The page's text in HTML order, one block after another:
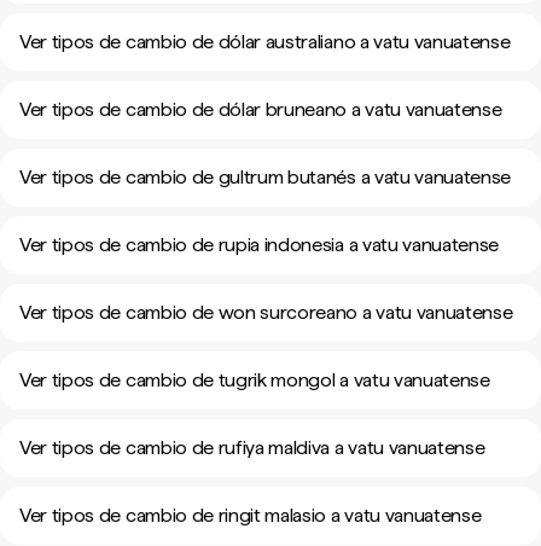
Ver tipos de cambio de dólar australiano a vatu vanuatense
Ver tipos de cambio de dólar bruneano a vatu vanuatense
Ver tipos de cambio de gultrum butanés a vatu vanuatense
Ver tipos de cambio de rupia indonesia a vatu vanuatense
Ver tipos de cambio de won surcoreano a vatu vanuatense
Ver tipos de cambio de tugrik mongol a vatu vanuatense
Ver tipos de cambio de rufiya maldiva a vatu vanuatense
Ver tipos de cambio de ringit malasio a vatu vanuatense